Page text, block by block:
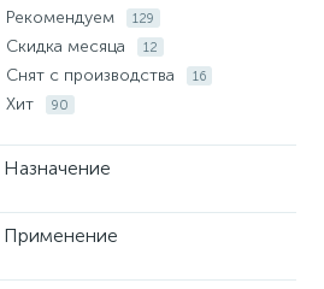
Рекомендуем 129
Скидка месяца 12
Снят с производства 16
Хит 90
Назначение
Применение